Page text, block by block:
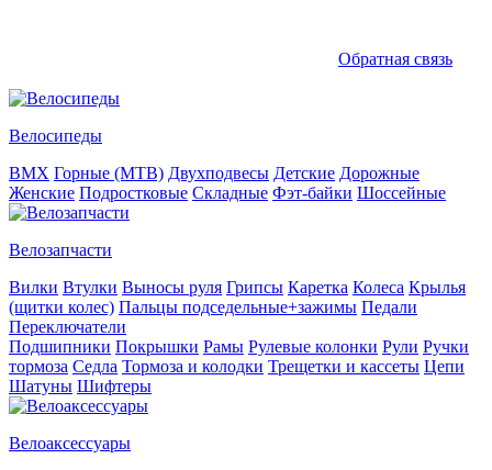
Обратная связь
Велосипеды
BMX Горные (MTB) Двухподвесы Детские Дорожные
Женские Подростковые Складные Фэт-байки Шоссейные
Велозапчасти
Вилки Втулки Выносы руля Грипсы Каретка Колеса Крылья
(щитки колес) Пальцы подседельные+зажимы Педали
Переключатели
Подшипники Покрышки Рамы Рулевые колонки Рули Ручки
тормоза Седла Тормоза и колодки Трещетки и кассеты Цепи
Шатуны Шифтеры
Велоаксессуары